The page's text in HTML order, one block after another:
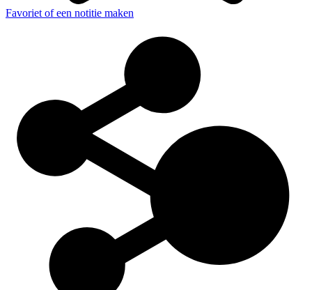
Favoriet of een notitie maken